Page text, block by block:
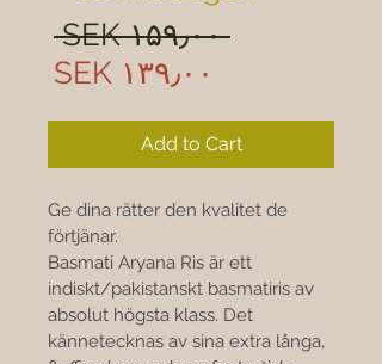
SEK ۱۵۹٫۰۰
SEK ۱۳۹٫۰۰
Add to Cart
Ge dina rätter den kvalitet de
förtjänar.
Basmati Aryana Ris är ett
indiskt/pakistanskt basmatiris av
absolut högsta klass. Det
kännetecknas av sina extra långa,